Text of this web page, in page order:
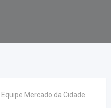
Equipe Mercado da Cidade